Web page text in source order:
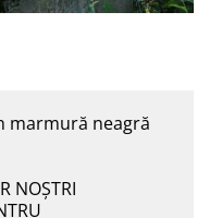
marmură neagră
NOȘTRI